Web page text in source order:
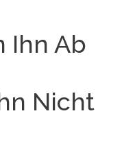
Ihn Ab
Nicht